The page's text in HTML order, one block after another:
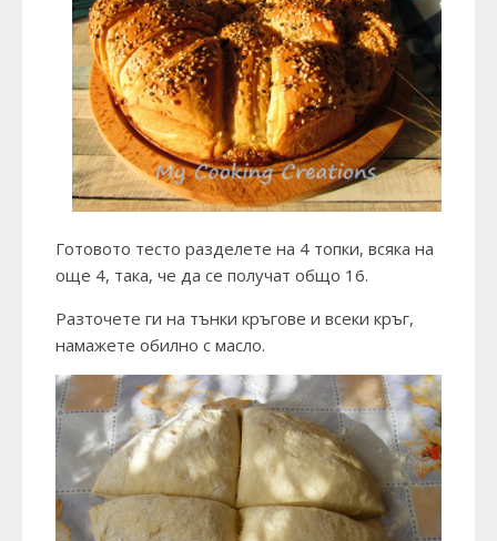
Готовото тесто разделете на 4 топки, всяка на
още 4, така, че да се получат общо 16.
Разточете ги на тънки кръгове и всеки кръг,
намажете обилно с масло.